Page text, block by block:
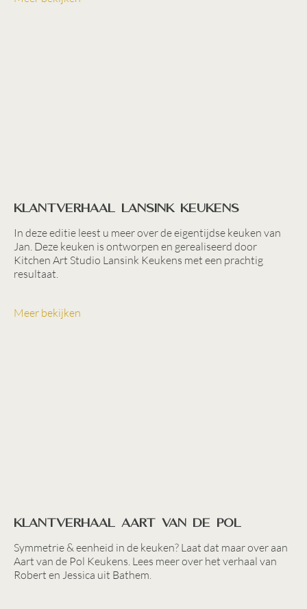
Klantverhaal Lansink Keukens
In deze editie leest u meer over de eigentijdse keuken van
Jan. Deze keuken is ontworpen en gerealiseerd door
Kitchen Art Studio Lansink Keukens met een prachtig
resultaat.
Meer bekijken
Klantverhaal Aart van de Pol
Symmetrie & eenheid in de keuken? Laat dat maar over aan
Aart van de Pol Keukens. Lees meer over het verhaal van
Robert en Jessica uit Bathem.